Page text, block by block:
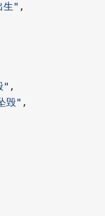
生"
,
"
,
毁"
,